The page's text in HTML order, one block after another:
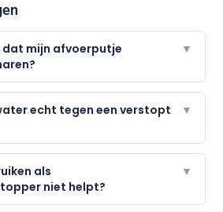
dat mijn afvoerputje
▼
echt tegen een verstopt
▼
als
niet helpt?
▼